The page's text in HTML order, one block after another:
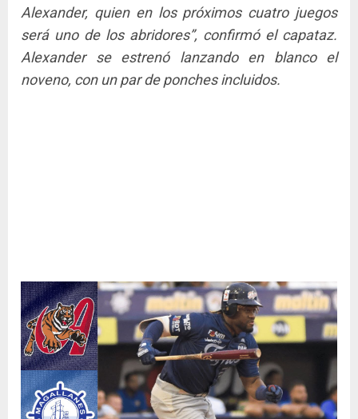
Alexander, quien en los próximos cuatro juegos
será uno de los abridores”, confirmó el capataz.
Alexander se estrenó lanzando en blanco el
noveno, con un par de ponches incluidos.